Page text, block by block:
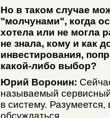
Но в таком случае
"молчунами", когда
хотела или не могла
не знала, кому и как
инвестирования,
какой-либо выбор?
Юрий Воронин:
называемый
в систему.
обсуждаться.